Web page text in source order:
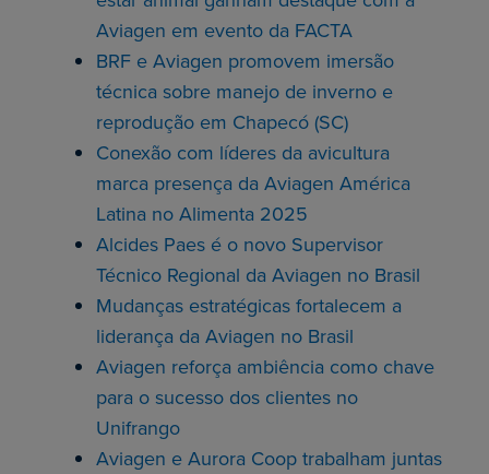
Aviagen em evento da FACTA
BRF e Aviagen promovem imersão
técnica sobre manejo de inverno e
reprodução em Chapecó (SC)
Conexão com líderes da avicultura
marca presença da Aviagen América
Latina no Alimenta 2025
Alcides Paes é o novo Supervisor
Técnico Regional da Aviagen no Brasil
Mudanças estratégicas fortalecem a
liderança da Aviagen no Brasil
Aviagen reforça ambiência como chave
para o sucesso dos clientes no
Unifrango
Aviagen e Aurora Coop trabalham juntas